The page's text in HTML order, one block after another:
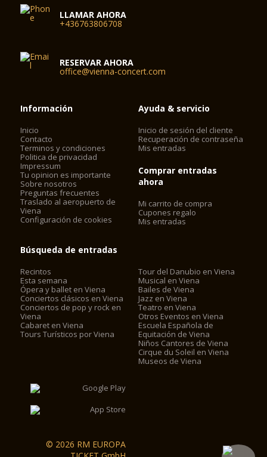
LLAMAR AHORA
+436763806708
RESERVAR AHORA
office@vienna-concert.com
Información
Inicio
Contacto
Terminos y condiciones
Politica de privacidad
Impressum
Tu opinion es importante
Sobre nosotros
Preguntas frecuentes
Traslado al aeropuerto de
Viena
Configuración de cookies
Ayuda & servicio
Inicio de sesión del cliente
Recuperación de contraseña
Mis entradas
Comprar entradas
ahora
Mi carrito de compra
Cupones regalo
Mis entradas
Búsqueda de entradas
Recintos
Esta semana
Ópera y ballet en Viena
Conciertos clásicos en Viena
Conciertos de pop y rock en
Viena
Cabaret en Viena
Tours Turísticos por Viena
Tour del Danubio en Viena
Musical en Viena
Bailes de Viena
Jazz en Viena
Teatro en Viena
Otros Eventos en Viena
Escuela Española de
Equitación de Viena
Niños Cantores de Viena
Cirque du Soleil en Viena
Museos de Viena
© 2026 RM EUROPA